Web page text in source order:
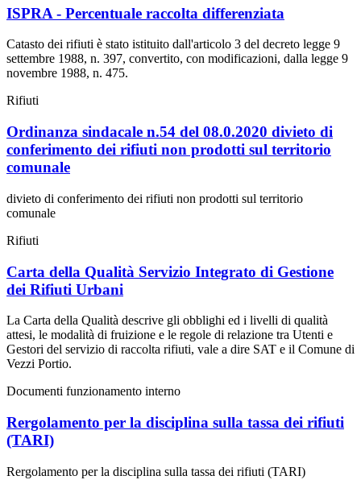
ISPRA - Percentuale raccolta differenziata
Catasto dei rifiuti è stato istituito dall'articolo 3 del decreto legge 9
settembre 1988, n. 397, convertito, con modificazioni, dalla legge 9
novembre 1988, n. 475.
Rifiuti
Ordinanza sindacale n.54 del 08.0.2020 divieto di
conferimento dei rifiuti non prodotti sul territorio
comunale
divieto di conferimento dei rifiuti non prodotti sul territorio
comunale
Rifiuti
Carta della Qualità Servizio Integrato di Gestione
dei Rifiuti Urbani
La Carta della Qualità descrive gli obblighi ed i livelli di qualità
attesi, le modalità di fruizione e le regole di relazione tra Utenti e
Gestori del servizio di raccolta rifiuti, vale a dire SAT e il Comune di
Vezzi Portio.
Documenti funzionamento interno
Rergolamento per la disciplina sulla tassa dei rifiuti
(TARI)
Rergolamento per la disciplina sulla tassa dei rifiuti (TARI)